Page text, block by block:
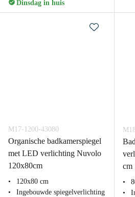
Dinsdag in huis
M17-1200-43080
Organische badkamerspiegel
met LED verlichting Nuvolo
120x80cm
120x80 cm
Ingebouwde spiegelverlichting
cm